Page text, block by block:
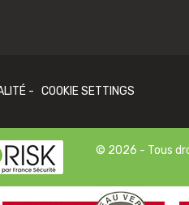
- COOKIE SETTINGS
© 2026 - Tous